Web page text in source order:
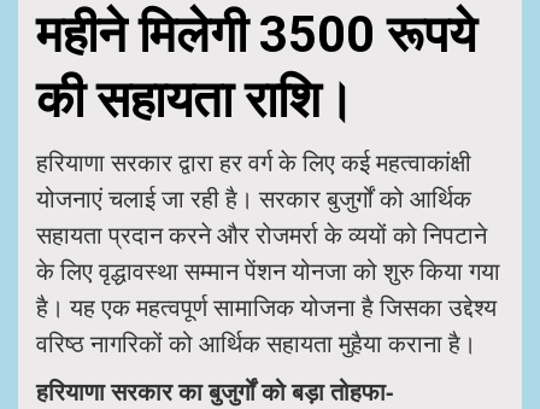
महीने मिलेगी3500 रूपये
की सहायता राशि।
हरियाणा सरकार द्वारा हर वर्ग के लिए कई महत्वाकांक्षी
योजनाएं चलाई जा रही है। सरकार बुजुर्गों को आर्थिक
सहायता प्रदान करने और रोजमर्रा के व्ययों को निपटाने
के लिए वृद्धावस्था सम्मान पेंशन योनजा को शुरु किया गया
है। यह एक महत्वपूर्ण सामाजिक योजना है जिसका उद्देश्य
वरिष्ठ नागरिकों को आर्थिक सहायता मुहैया कराना है।
हरियाणा सरकार का बुजुर्गों को बड़ा तोहफा-